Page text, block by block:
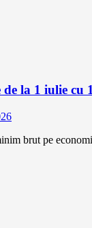
la 1 iulie cu
brut pe